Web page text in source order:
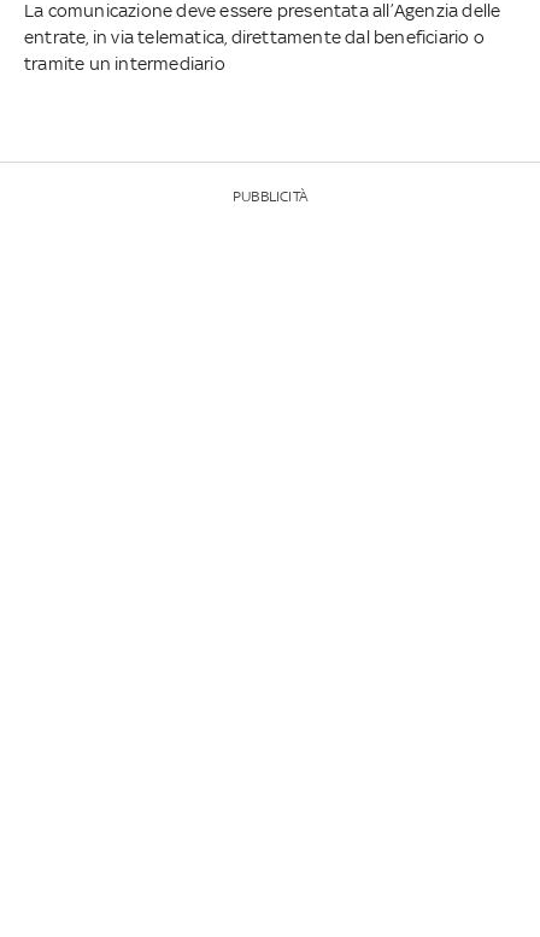
La comunicazione deve essere presentata all’Agenzia delle
entrate, in via telematica, direttamente dal beneficiario o
tramite un intermediario
PUBBLICITÀ